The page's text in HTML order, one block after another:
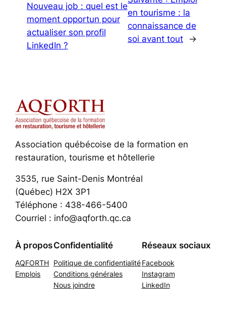
Nouveau job : quel est le
moment opportun pour
actualiser son profil
LinkedIn ?
en tourisme : la
connaissance de
soi avant tout
→
Association québécoise de la formation en
restauration, tourisme et hôtellerie
3535, rue Saint-Denis Montréal
(Québec) H2X 3P1
Téléphone : 438-466-5400
Courriel : info@aqforth.qc.ca
À propos
AQFORTH
Emplois
Confidentialité
Politique de confidentialité
Conditions générales
Nous joindre
Réseaux sociaux
Facebook
Instagram
LinkedIn